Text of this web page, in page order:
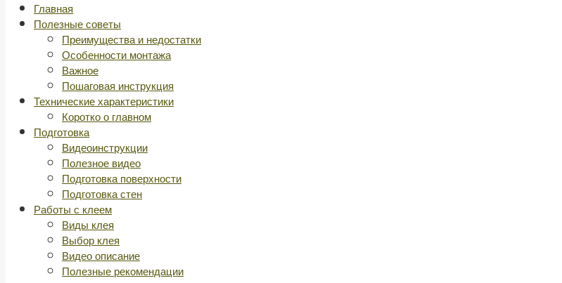
Главная
Полезные советы
Преимущества и недостатки
Особенности монтажа
Важное
Пошаговая инструкция
Технические характеристики
Коротко о главном
Подготовка
Видеоинструкции
Полезное видео
Подготовка поверхности
Подготовка стен
Работы с клеем
Виды клея
Выбор клея
Видео описание
Полезные рекомендации